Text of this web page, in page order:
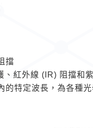
擋
、紅外線 (IR) 阻擋和
特定波長，為各種光